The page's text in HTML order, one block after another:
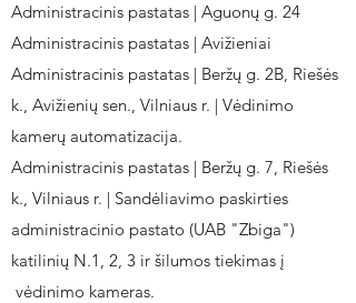
Administracinis pastatas | Aguonų g. 24
Administracinis pastatas | Avižieniai
Administracinis pastatas | Beržų g. 2B, Riešės
k., Avižienių sen., Vilniaus r. | Vėdinimo
kamerų automatizacija.
Administracinis pastatas | Beržų g. 7, Riešės
k., Vilniaus r. | Sandėliavimo paskirties
administracinio pastato (UAB "Zbiga")
katilinių N.1, 2, 3 ir šilumos tiekimas į
vėdinimo kameras.